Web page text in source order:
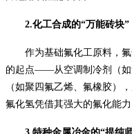
2.化工合成的“万能砖块”
作为基础氟化工原料，
的起点——从空调制冷剂（如
（如聚四氟乙烯、氟橡胶）
氟化氢凭借其强大的氟化能